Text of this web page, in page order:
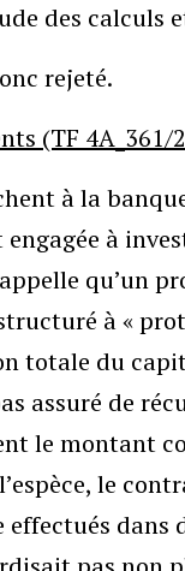
des calculs
rejeté.
(TF 4A_361/
à la
à
qu’un
à «
totale du
assuré de
le montant
le
effectués